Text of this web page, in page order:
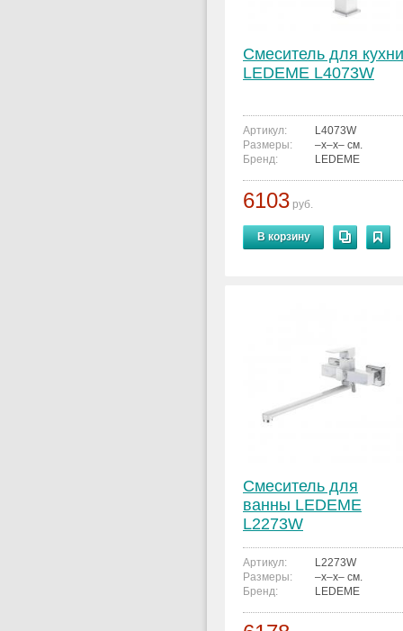
Смеситель для кухни
LEDEME L4073W
Артикул:
L4073W
Размеры:
–x–x– см.
Бренд:
LEDEME
6103 руб.
В корзину
Смеситель для
ванны LEDEME
L2273W
Артикул:
L2273W
Размеры:
–x–x– см.
Бренд:
LEDEME